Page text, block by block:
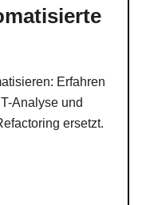
Erfahren
Analyse und
ersetzt.